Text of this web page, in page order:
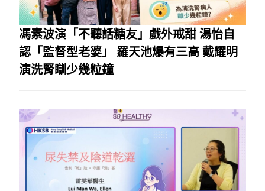
馮素波演「不聽話糖友」戲外戒甜 湯怡自
認「監督型老婆」 羅天池爆有三高 戴耀明
演洗腎瞓少幾粒鐘